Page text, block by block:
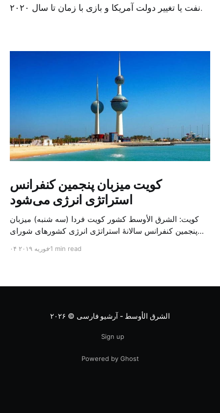
نفت یا تغییر دولت آمریکا و بازی با زمان تا سال ۲۰۲۰.
کویت میزبان پنجمین کنفرانس
استراتژی انرژی می‌شود
کویت: الشرق الأوسط کشور کویت فردا (سه شنبه) میزبان
پنجمین کنفرانس سالانهٔ استراتژی انرژی کشورهای شورای
متخصص از شرکت‌های جهانی نفت و گاز در این کنفرانس
۰۴ فوریه ۲۰۱۹1 min read
الشرق الأوسط - آرشیو فارسی © ۲۰۲۶
Sign up
Powered by Ghost